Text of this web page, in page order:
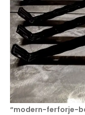
“modern-ferforje-